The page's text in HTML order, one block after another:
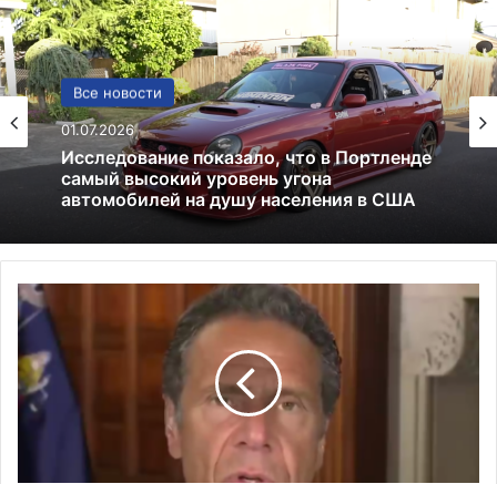
Все новости
01.07.2026
Исследование показало, что в Портленде
самый высокий уровень угона
автомобилей на душу населения в США
Погода
12.12.2025
Погода в Киеве: прогноз, климат и
особенности зимней столицы
Прокурор
США
ФБР
расследуют
дело
смертях